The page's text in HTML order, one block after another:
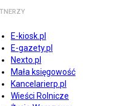
E-kiosk.pl
E-gazety.pl
Nexto.pl
Mała księgowość
Kancelarierp.pl
Wieści Rolnicze